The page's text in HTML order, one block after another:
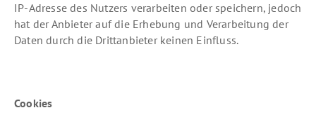
IP-Adresse des Nutzers verarbeiten oder speichern, jedoch
hat der Anbieter auf die Erhebung und Verarbeitung der
Daten durch die Drittanbieter keinen Einfluss.
Cookies